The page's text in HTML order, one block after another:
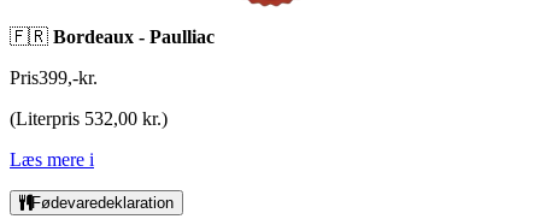
🇫🇷 Bordeaux - Paulliac
Pris399,-kr.
(Literpris 532,00 kr.)
Læs mere i
Fødevaredeklaration